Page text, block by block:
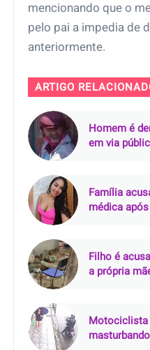
mencionando que o
pelo pai a impedia de
anteriormente.
ARTIGO
Homem é
em via
Família
médica
Filho é
a própria
Motociclista